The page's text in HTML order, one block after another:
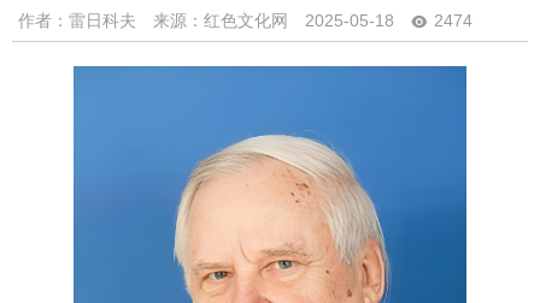
作者： 雷日科夫 来源：红色文化网 2025-05-18 2474